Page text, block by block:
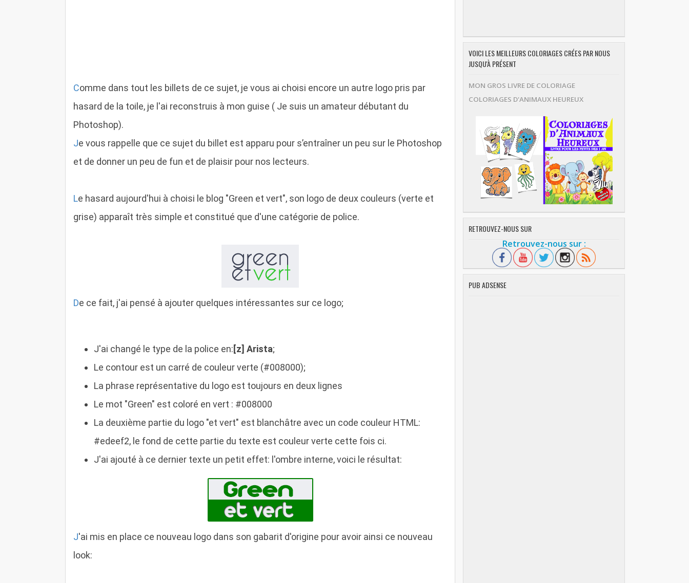
Comme dans tout les billets de ce sujet, je vous ai choisi encore un autre logo pris par
hasard de la toile, je l'ai reconstruis à mon guise ( Je suis un amateur débutant du
Photoshop).
Je vous rappelle que ce sujet du billet est apparu pour s’entraîner un peu sur le Photoshop
et de donner un peu de fun et de plaisir pour nos lecteurs.
Le hasard aujourd'hui à choisi le blog "Green et vert", son logo de deux couleurs (verte et
grise) apparaît très simple et constitué que d'une catégorie de police.
De ce fait, j'ai pensé à ajouter quelques intéressantes sur ce logo;
J'ai changé le type de la police en:[z] Arista;
Le contour est un carré de couleur verte (#008000);
La phrase représentative du logo est toujours en deux lignes
Le mot "Green" est coloré en vert : #008000
La deuxième partie du logo "et vert" est blanchâtre avec un code couleur HTML:
#edeef2, le fond de cette partie du texte est couleur verte cette fois ci.
J'ai ajouté à ce dernier texte un petit effet: l'ombre interne, voici le résultat:
J'ai mis en place ce nouveau logo dans son gabarit d'origine pour avoir ainsi ce nouveau
look:
VOICI LES MEILLEURS COLORIAGES CRÉES PAR NOUS
JUSQU'À PRÉSENT
MON GROS LIVRE DE COLORIAGE
COLORIAGES D'ANIMAUX HEUREUX
RETROUVEZ-NOUS SUR
Retrouvez-nous sur :
PUB ADSENSE